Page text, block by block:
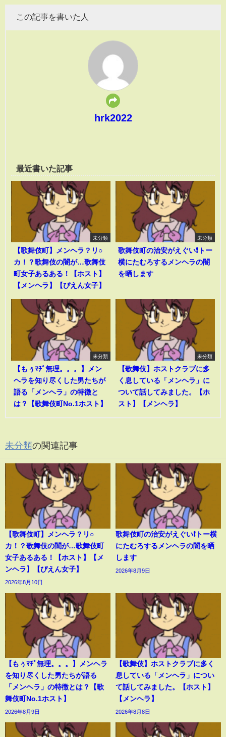
この記事を書いた人
hrk2022
最近書いた記事
未分類
【歌舞伎町】メンヘラ？リ○
カ！？歌舞伎の闇が…歌舞伎
町女子あるある！【ホスト】
【メンヘラ】【ぴえん女子】
未分類
歌舞伎町の治安がえぐい❗️トー
横にたむろするメンヘラの闇
を晒します
未分類
【もぅﾏﾁﾞ無理。。。】メン
ヘラを知り尽くした男たちが
語る「メンヘラ」の特徴と
は？【歌舞伎町No.1ホスト】
未分類
【歌舞伎】ホストクラブに多
く息している「メンヘラ」に
ついて話してみました。【ホ
スト】【メンヘラ】
未分類の関連記事
【歌舞伎町】メンヘラ？リ○
カ！？歌舞伎の闇が…歌舞伎町
女子あるある！【ホスト】【メ
ンヘラ】【ぴえん女子】
2026年8月10日
歌舞伎町の治安がえぐい❗️トー横
にたむろするメンヘラの闇を晒
します
2026年8月9日
【もぅﾏﾁﾞ無理。。。】メンヘラ
を知り尽くした男たちが語る
「メンヘラ」の特徴とは？【歌
舞伎町No.1ホスト】
2026年8月9日
【歌舞伎】ホストクラブに多く
息している「メンヘラ」につい
て話してみました。【ホスト】
【メンヘラ】
2026年8月8日